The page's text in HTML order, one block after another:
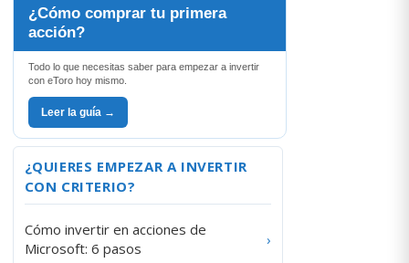
¿Cómo comprar tu primera
acción?
Todo lo que necesitas saber para empezar a invertir
con eToro hoy mismo.
Leer la guía →
¿QUIERES EMPEZAR A INVERTIR
CON CRITERIO?
Cómo invertir en acciones de
Microsoft: 6 pasos
›